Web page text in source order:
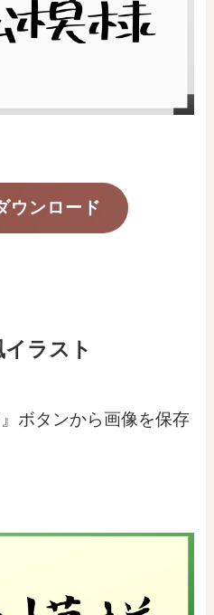
ウンロード
イラスト
ボタンから画像を保存